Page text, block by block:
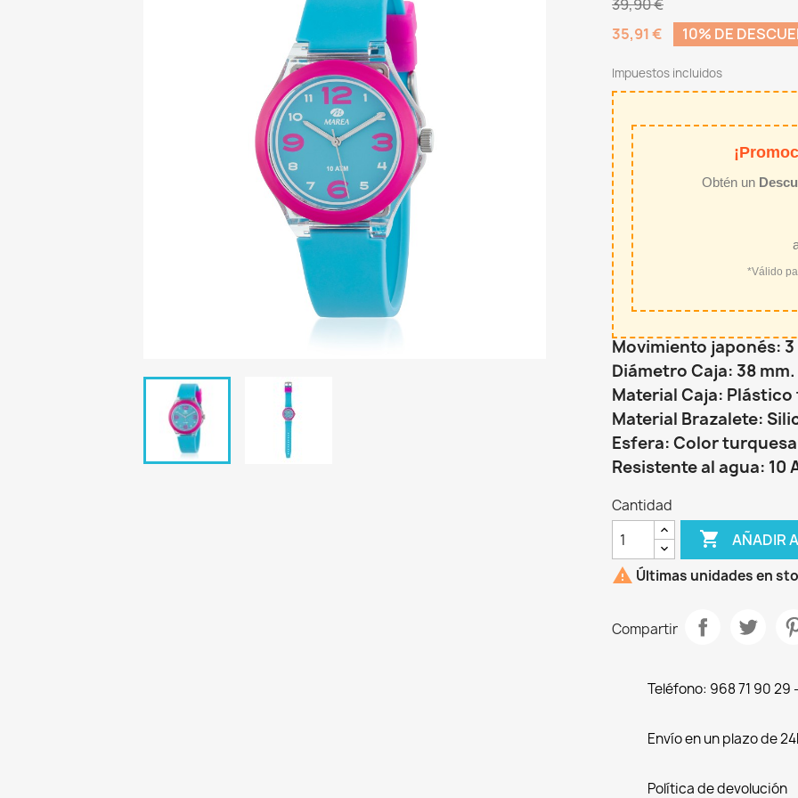
39,90 €
35,91 €
10% DE
Impuestos incluidos
Obtén un
*Válido
Movimiento japonés:
Diámetro Caja: 38 mm.
Material Caja:
Material Brazalete:
Esfera: Color
Resistente al agua: 10
Cantidad
 AÑADIR
 Últimas unidades en
Compartir
Teléfono: 968 71 90
Envío en un plazo de
Política de devolución